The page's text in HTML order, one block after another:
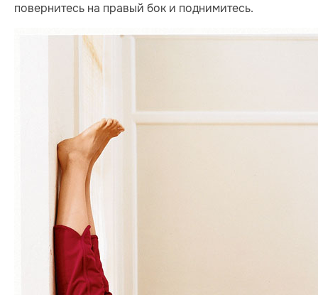
повернитесь на правый бок и поднимитесь.